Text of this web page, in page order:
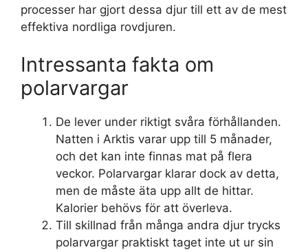
processer har gjort dessa djur till ett av de mest
effektiva nordliga rovdjuren.
Intressanta fakta om
polarvargar
De lever under riktigt svåra förhållanden.
Natten i Arktis varar upp till 5 månader,
och det kan inte finnas mat på flera
veckor. Polarvargar klarar dock av detta,
men de måste äta upp allt de hittar.
Kalorier behövs för att överleva.
Till skillnad från många andra djur trycks
polarvargar praktiskt taget inte ut ur sin